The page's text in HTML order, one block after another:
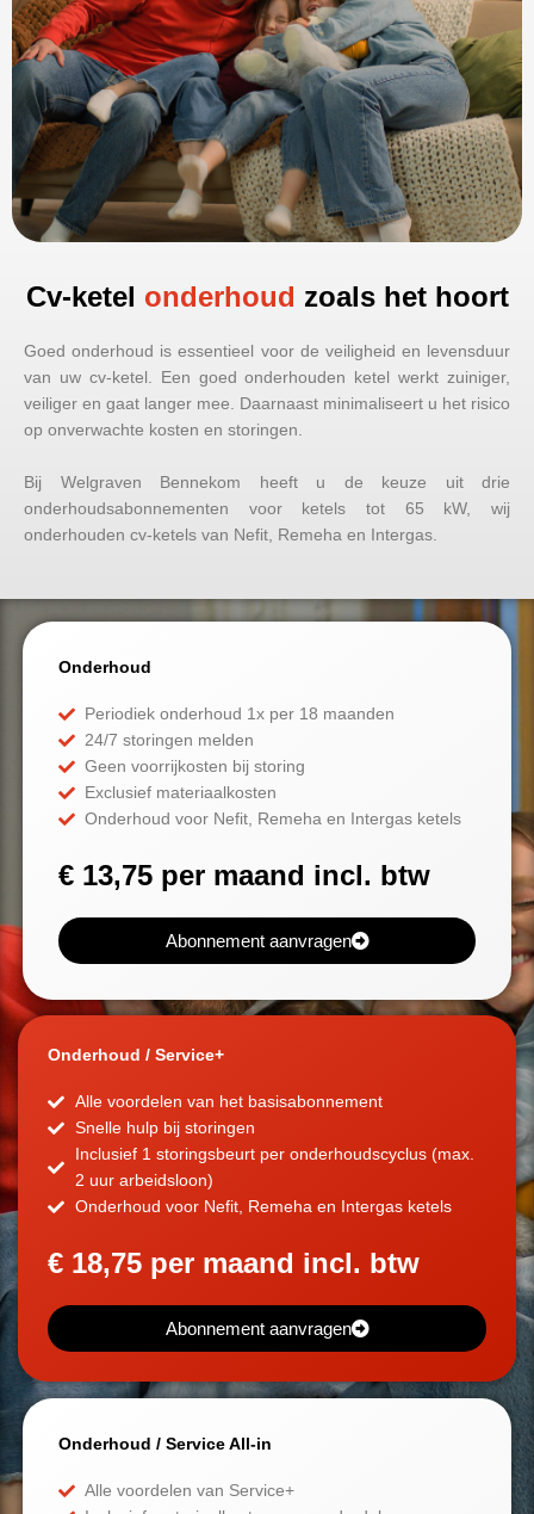
Cv-ketel onderhoud zoals het hoort
Goed onderhoud is essentieel voor de veiligheid en levensduur
van uw cv-ketel. Een goed onderhouden ketel werkt zuiniger,
veiliger en gaat langer mee. Daarnaast minimaliseert u het risico
op onverwachte kosten en storingen.
Bij Welgraven Bennekom heeft u de keuze uit drie
onderhoudsabonnementen voor ketels tot 65 kW, wij
onderhouden cv-ketels van Nefit, Remeha en Intergas.
Onderhoud
Periodiek onderhoud 1x per 18 maanden
24/7 storingen melden
Geen voorrijkosten bij storing
Exclusief materiaalkosten
Onderhoud voor Nefit, Remeha en Intergas ketels
€ 13,75 per maand incl. btw
Abonnement aanvragen
Onderhoud / Service+
Alle voordelen van het basisabonnement
Snelle hulp bij storingen
Inclusief 1 storingsbeurt per onderhoudscyclus (max.
2 uur arbeidsloon)
Onderhoud voor Nefit, Remeha en Intergas ketels
€ 18,75 per maand incl. btw
Abonnement aanvragen
Onderhoud / Service All-in
Alle voordelen van Service+